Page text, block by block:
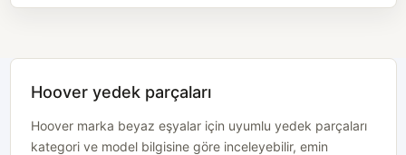
Hoover yedek parçaları
Hoover marka beyaz eşyalar için uyumlu yedek parçaları
kategori ve model bilgisine göre inceleyebilir, emin